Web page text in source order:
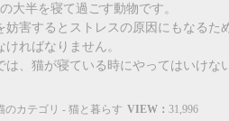
大半を寝て過ごす動物です。
妨害するとストレスの原因にもなるた
ければなりません。
は、猫が寝ている時にやってはいけな
のカテゴリ - 猫と暮らす VIEW： 31,996